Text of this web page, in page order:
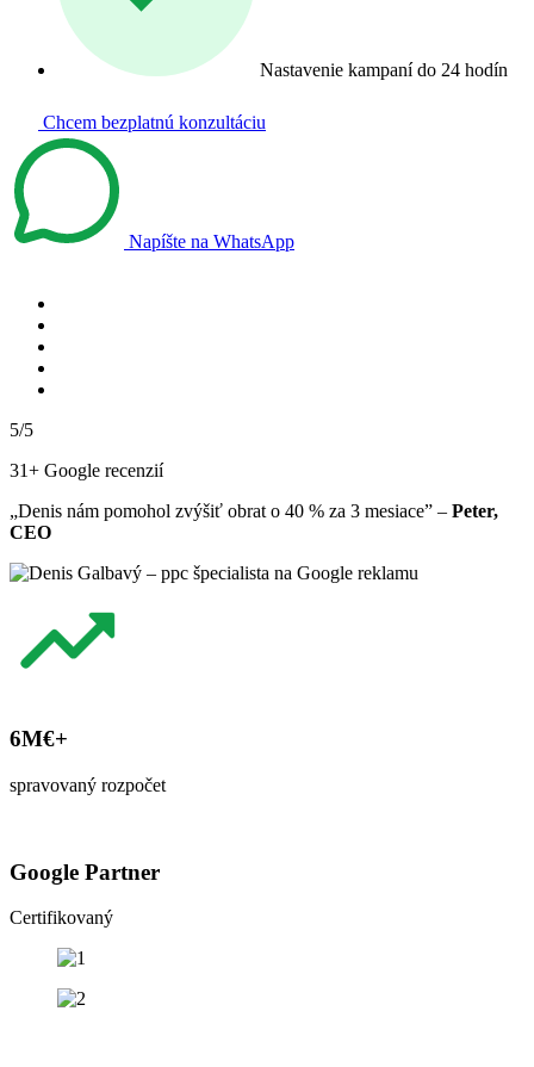
Nastavenie kampaní do 24 hodín
Chcem bezplatnú konzultáciu
Napíšte na WhatsApp
5/5
31+ Google recenzií
„Denis nám pomohol zvýšiť obrat o 40 % za 3 mesiace” – Peter,
CEO
6M€+
spravovaný rozpočet
Google Partner
Certifikovaný